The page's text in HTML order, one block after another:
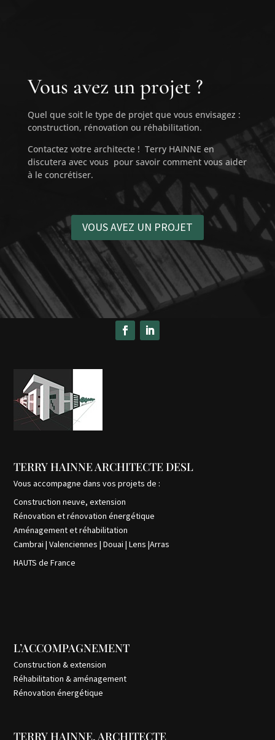
Vous avez un projet ?
Quel que soit le type de projet que vous envisagez :
construction, rénovation ou réhabilitation.
Contactez votre architecte ! Terry HAINNE en
discutera avec vous pour savoir comment vous aider
à le concrétiser.
VOUS AVEZ UN PROJET
TERRY HAINNE ARCHITECTE DESL
Vous accompagne dans vos projets de :
Construction neuve, extension
Rénovation et rénovation énergétique
Aménagement et réhabilitation
Cambrai | Valenciennes | Douai | Lens |Arras
HAUTS de France
L’ACCOMPAGNEMENT
Construction & extension
Réhabilitation & aménagement
Rénovation énergétique
TERRY HAINNE, ARCHITECTE